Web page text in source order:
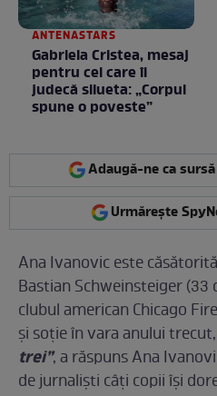
ANTENASTARS
Gabriela Cristea, mesaj
pentru cei care îi
judecă silueta: „Corpul
spune o poveste”
Adaugă-ne ca
Urmărește
Ana Ivanovic este
Bastian Schweinsteiger (33
clubul american Chicago
și soție în vara anului
trei”, a răspuns Ana
de jurnaliști câți copii își